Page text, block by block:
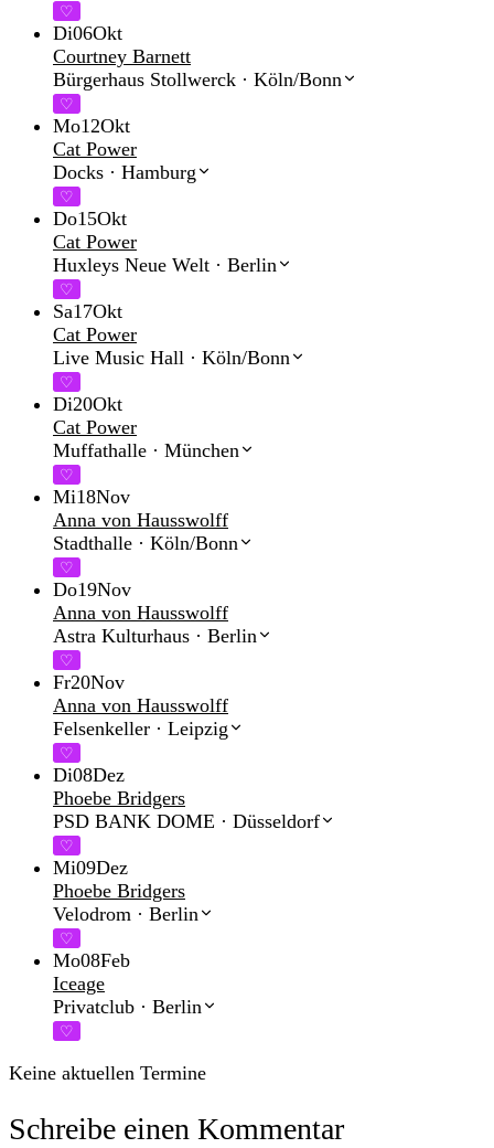
♡
Di06Okt
Courtney Barnett
Bürgerhaus Stollwerck · Köln/Bonn
♡
Mo12Okt
Cat Power
Docks · Hamburg
♡
Do15Okt
Cat Power
Huxleys Neue Welt · Berlin
♡
Sa17Okt
Cat Power
Live Music Hall · Köln/Bonn
♡
Di20Okt
Cat Power
Muffathalle · München
♡
Mi18Nov
Anna von Hausswolff
Stadthalle · Köln/Bonn
♡
Do19Nov
Anna von Hausswolff
Astra Kulturhaus · Berlin
♡
Fr20Nov
Anna von Hausswolff
Felsenkeller · Leipzig
♡
Di08Dez
Phoebe Bridgers
PSD BANK DOME · Düsseldorf
♡
Mi09Dez
Phoebe Bridgers
Velodrom · Berlin
♡
Mo08Feb
Iceage
Privatclub · Berlin
♡
Keine aktuellen Termine
Schreibe einen Kommentar